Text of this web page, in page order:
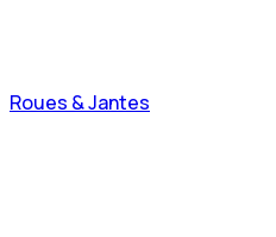
Roues & Jantes